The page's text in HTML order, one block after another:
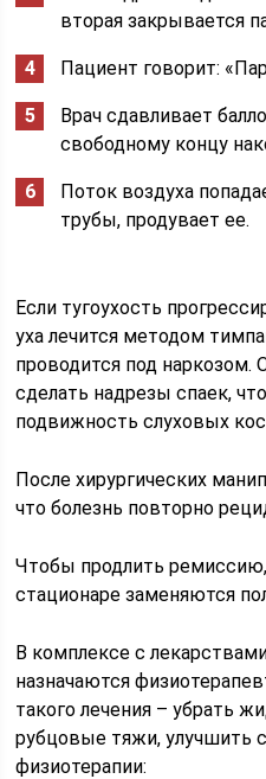
вторая закрывается
Пациент говорит:
Врач сдавливает
свободному концу
Поток воздуха
трубы, продувает ее.
Если тугоухость
уха лечится методом
проводится под наркозом.
сделать надрезы спаек,
подвижность слуховых
После хирургических
что болезнь повторно
Чтобы продлить
стационаре заменяются
В комплексе с
назначаются
такого лечения – убрать
рубцовые тяжи, улучшить
физиотерапии: